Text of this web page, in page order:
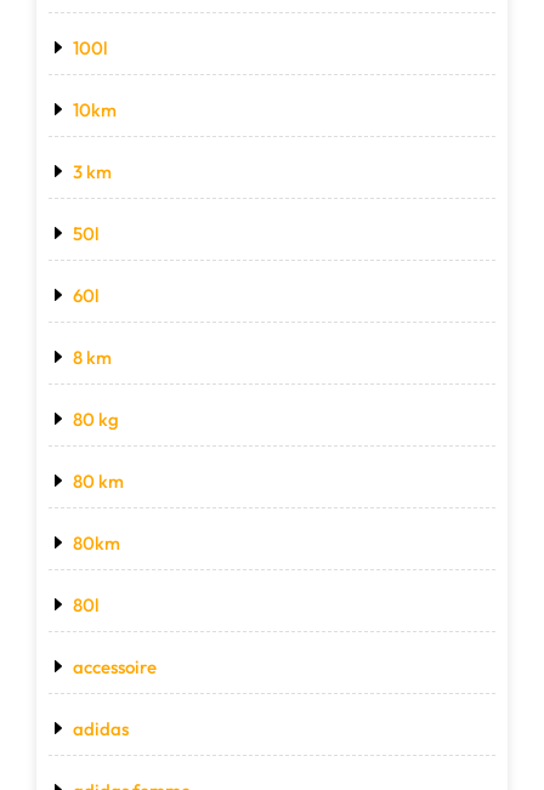
100l
10km
3 km
50l
60l
8 km
80 kg
80 km
80km
80l
accessoire
adidas